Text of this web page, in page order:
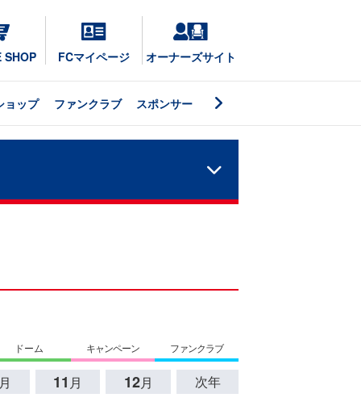
SHOP FCマイページ オーナーズサイト
ョップ ファンクラブ スポンサー
ドーム キャンペーン ファンクラブ
11 月 12月 次年